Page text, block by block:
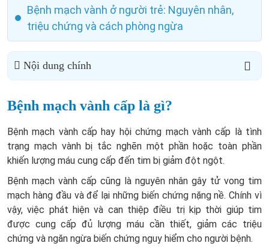
Bệnh mạch vành ở người trẻ: Nguyên nhân,
triệu chứng và cách phòng ngừa
Nội dung chính
Bệnh mạch vành cấp là gì?
Bệnh mạch vành cấp hay hội chứng mạch vành cấp là tình
trạng mạch vành bị tắc nghẽn một phần hoặc toàn phần
khiến lượng máu cung cấp đến tim bị giảm đột ngột.
Bệnh mạch vành cấp cũng là nguyên nhân gây tử vong tim
mạch hàng đầu và để lại những biến chứng nặng nề. Chính vì
vậy, việc phát hiện và can thiệp điều trị kịp thời giúp tim
được cung cấp đủ lượng máu cần thiết, giảm các triệu
chứng và ngăn ngừa biến chứng nguy hiểm cho người bệnh.